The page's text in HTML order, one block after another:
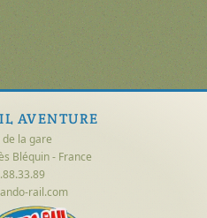
AVENTURE
de la gare
Bléquin - France
rail.com